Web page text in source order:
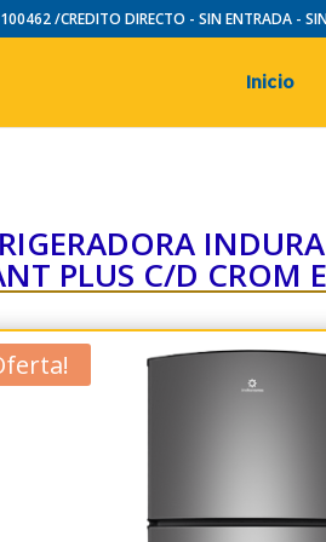
/CREDITO DIRECTO - SIN ENTRADA -
Inicio
PLUS C/D CROM